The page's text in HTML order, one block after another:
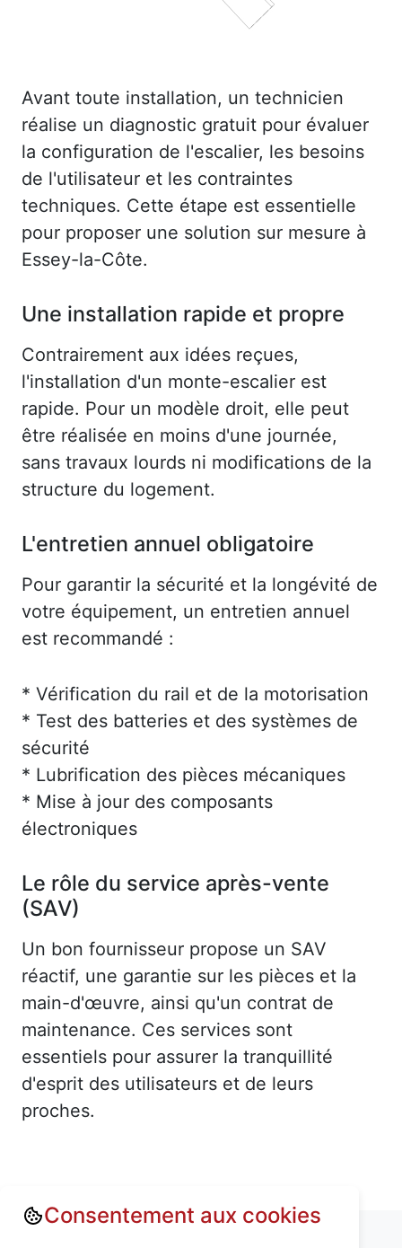
Avant toute installation, un technicien
réalise un diagnostic gratuit pour évaluer
la configuration de l'escalier, les besoins
de l'utilisateur et les contraintes
techniques. Cette étape est essentielle
pour proposer une solution sur mesure à
Essey-la-Côte.
Une installation rapide et propre
Contrairement aux idées reçues,
l'installation d'un monte-escalier est
rapide. Pour un modèle droit, elle peut
être réalisée en moins d'une journée,
sans travaux lourds ni modifications de la
structure du logement.
L'entretien annuel obligatoire
Pour garantir la sécurité et la longévité de
votre équipement, un entretien annuel
est recommandé :
* Vérification du rail et de la motorisation
* Test des batteries et des systèmes de
sécurité
* Lubrification des pièces mécaniques
* Mise à jour des composants
électroniques
Le rôle du service après-vente
(SAV)
Un bon fournisseur propose un SAV
réactif, une garantie sur les pièces et la
main-d'œuvre, ainsi qu'un contrat de
maintenance. Ces services sont
essentiels pour assurer la tranquillité
d'esprit des utilisateurs et de leurs
proches.
Annuaire : Monte escalier
Consentement aux cookies